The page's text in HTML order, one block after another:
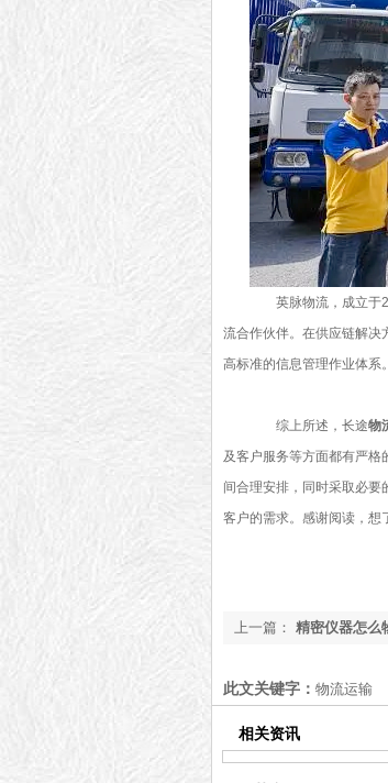
英脉物流，成立于
流合作伙伴。在供应链解决
高标准的信息管理作业体系。
综上所述，长途物
及客户服务等方面都有严
间合理安排，同时采取必要
客户的需求。感谢阅读，想
上一篇： 精密仪器怎么
此文关键字： 物流运输
相关资讯